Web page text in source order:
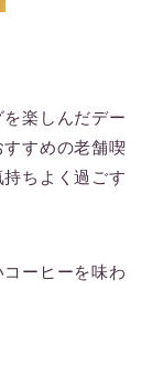
を楽しんだデー
すすめの老舗喫
ちよく過ごす
ーヒーを味わ